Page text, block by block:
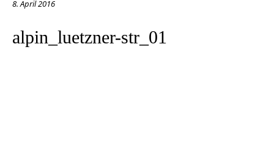
8. April 2016
alpin_luetzner-str_01